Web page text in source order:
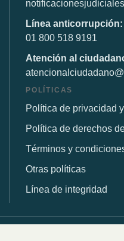
Línea anticorrupción:
01 800 518 9191
Atención al
POLÍTICAS
Política de privacidad
Política de derechos
Términos y
Otras políticas
Línea de integridad